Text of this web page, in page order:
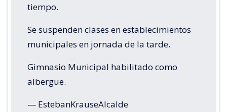
tiempo.
Se suspenden clases en establecimientos
municipales en jornada de la tarde.
Gimnasio Municipal habilitado como
albergue.
— EstebanKrauseAlcalde